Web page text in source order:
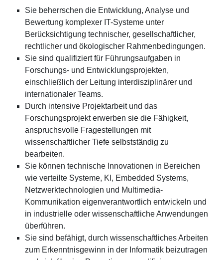
Sie beherrschen die Entwicklung, Analyse und
Bewertung komplexer IT-Systeme unter
Berücksichtigung technischer, gesellschaftlicher,
rechtlicher und ökologischer Rahmenbedingungen.
Sie sind qualifiziert für Führungsaufgaben in
Forschungs- und Entwicklungsprojekten,
einschließlich der Leitung interdisziplinärer und
internationaler Teams.
Durch intensive Projektarbeit und das
Forschungsprojekt erwerben sie die Fähigkeit,
anspruchsvolle Fragestellungen mit
wissenschaftlicher Tiefe selbstständig zu
bearbeiten.
Sie können technische Innovationen in Bereichen
wie verteilte Systeme, KI, Embedded Systems,
Netzwerktechnologien und Multimedia-
Kommunikation eigenverantwortlich entwickeln und
in industrielle oder wissenschaftliche Anwendungen
überführen.
Sie sind befähigt, durch wissenschaftliches Arbeiten
zum Erkenntnisgewinn in der Informatik beizutragen